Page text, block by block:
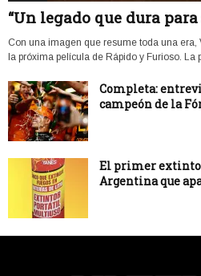
“Un legado que dura
Con una imagen que resume toda una
la próxima película de Rápido y Furioso. La
Completa:
campeón de la
El primer
Argentina que